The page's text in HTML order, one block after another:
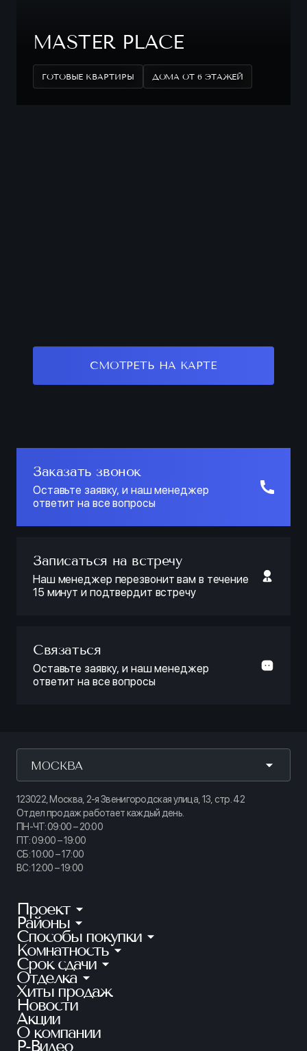
MASTER PLACE
ГОТОВЫЕ КВАРТИРЫ ДОМА ОТ 6 ЭТАЖЕЙ
СМОТРЕТЬ НА КАРТЕ
Заказать звонок
Оставьте заявку, и наш менеджер
ответит на все вопросы
Записаться на встречу
Наш менеджер перезвонит вам в течение
15 минут и подтвердит встречу
Связаться
Оставьте заявку, и наш менеджер
ответит на все вопросы
МОСКВА
123022, Москва, 2-я Звенигородская улица, 13, стр. 42
Отдел продаж работает каждый день.
ПН-ЧТ: 09:00 – 20:00
ПТ: 09:00 – 19:00
СБ: 10:00 – 17:00
ВС: 12:00 – 19:00
Проект
КИНОПАРК
ТАЙМ СКВЕР
АУРУМ
ГРАНАТ
ЛАЙНЕРЪ
БЕЛАРТ
АКАДЕМИК
Районы
Калининский
Приморский
Петроградский
Московский
Красносельский
Красногвардейский
Способы покупки
Ипотека
Рассрочка
100% оплата
Квартира в зачет
Субсидии
Материнский капитал
Комнатность
Студии
1-комнатные
2-комнатные
3-комнатные
4+ комнатные
Срок сдачи
Готовые квартиры
Ключи в этом году
2 кв. 2026
1 кв. 2027
Отделка
Без отделки
Предчистовая
Чистовая
Хиты продаж
Новости
Акции
О компании
Р-Видео